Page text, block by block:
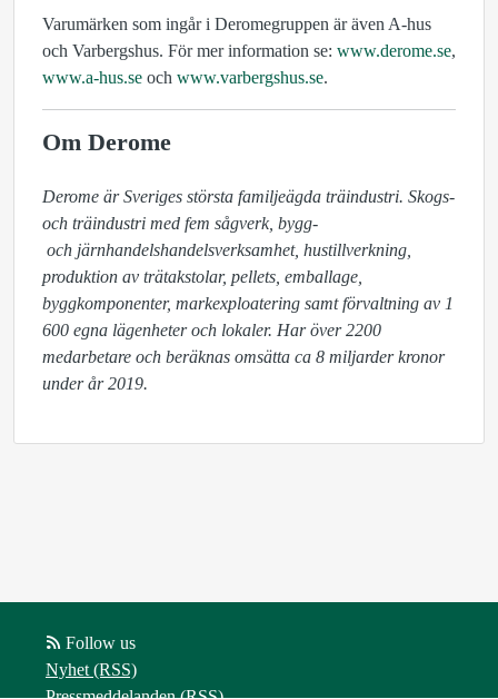
Varumärken som ingår i Deromegruppen är även A-hus
och Varbergshus. För mer information se: www.derome.se,
www.a-hus.se och www.varbergshus.se.
Om Derome
Derome är Sveriges största familjeägda träindustri. Skogs-
och träindustri med fem sågverk, bygg-
produktion av trätakstolar, pellets, emballage,
byggkomponenter, markexploatering samt förvaltning av 1
600 egna lägenheter och lokaler. Har över 2200
medarbetare och beräknas omsätta ca 8 miljarder kronor
under år 2019.
Follow us
Nyhet (RSS)